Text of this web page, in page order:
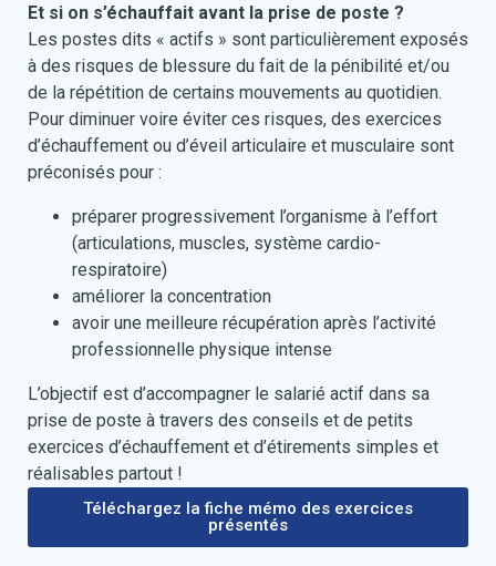
Et si on s’échauffait avant la prise de poste ?
Les postes dits « actifs » sont particulièrement exposés
à des risques de blessure du fait de la pénibilité et/ou
de la répétition de certains mouvements au quotidien.
Pour diminuer voire éviter ces risques, des exercices
d’échauffement ou d’éveil articulaire et musculaire sont
préconisés pour :
préparer progressivement l’organisme à l’effort
(articulations, muscles, système cardio-
respiratoire)
améliorer la concentration
avoir une meilleure récupération après l’activité
professionnelle physique intense
L’objectif est d’accompagner le salarié actif dans sa
prise de poste à travers des conseils et de petits
exercices d’échauffement et d’étirements simples et
réalisables partout !
Téléchargez la fiche mémo des exercices
présentés